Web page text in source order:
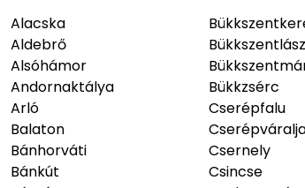
Vármegyék
Borsod-Abaúj-Zemplén
Heves
Bükk-
Bükk Bükkalja
Települések